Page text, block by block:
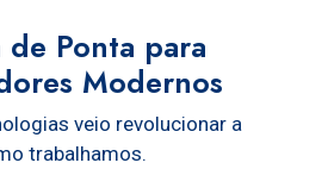
de Ponta para
Modernos
veio revolucionar a
trabalhamos.